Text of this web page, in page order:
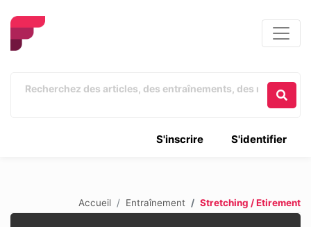
S'identifier
S'inscrire
Accueil Entraînement Stretching / Etirement